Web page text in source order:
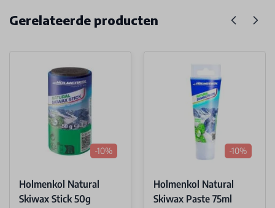
Gerelateerde producten
-10%
Holmenkol Natural
Skiwax Stick 50g
-10%
Holmenkol Natural
Skiwax Paste 75ml